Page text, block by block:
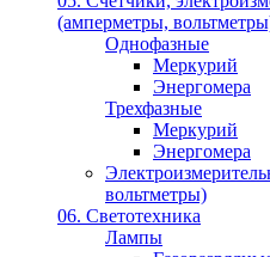
(амперметры,
Однофазные
Меркурий
Энергомера
Трехфазные
Меркурий
Энергомера
вольтметры)
06. Светотехника
Лампы